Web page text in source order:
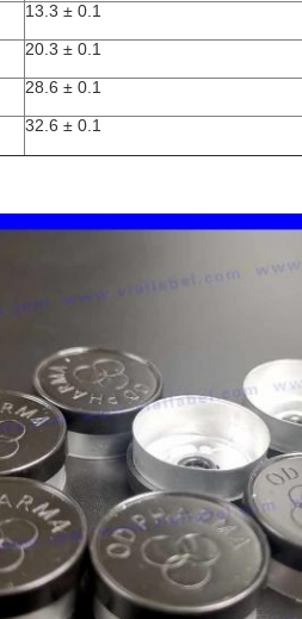
13.3 ± 0.1
20.3 ± 0.1
28.6 ± 0.1
32.6 ± 0.1